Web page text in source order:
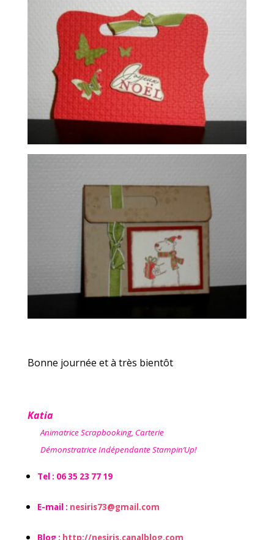
Bonne journée et à très bientôt
Katia
Animatrice Scrapbooking, Carterie
Démonstratrice Indépendante Stampin’Up!
Tel : 06 35 23 77 19
E-mail : nesiris73@gmail.com
Blog : http://nesiris.canalblog.com